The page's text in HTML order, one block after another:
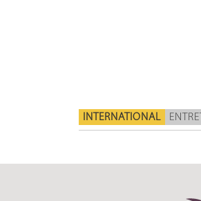
INTERNATIONAL